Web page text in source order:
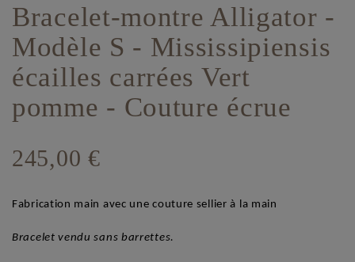
Bracelet-montre Alligator -
Modèle S - Mississipiensis
écailles carrées Vert
pomme - Couture écrue
245,00 €
Fabrication main avec une couture sellier à la main
Bracelet vendu sans barrettes.